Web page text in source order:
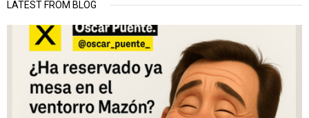
LATEST FROM BLOG